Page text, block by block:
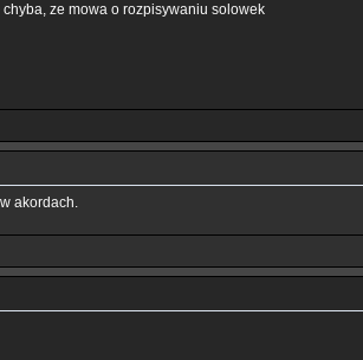
ze mowa o rozpisywaniu solowek
akordach.